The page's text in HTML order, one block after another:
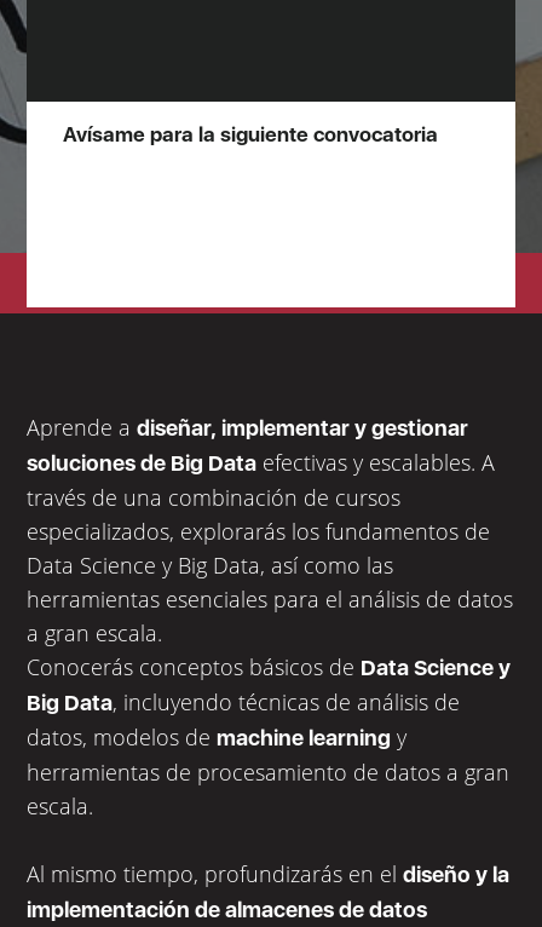
Avísame para la siguiente convocatoria
Aprende adiseñar, implementar y gestionar
soluciones de Big Data efectivas y escalables. A
través de una combinación de cursos
especializados, explorarás los fundamentos de
Data Science y Big Data, así como las
herramientas esenciales para el análisis de datos
a gran escala.
Conocerás conceptos básicos de Data Science y
Big Data, incluyendo técnicas de análisis de
datos, modelos demachine learning y
herramientas de procesamiento de datos a gran
escala.
Al mismo tiempo, profundizarás en eldiseño y la
implementación de almacenes de datos